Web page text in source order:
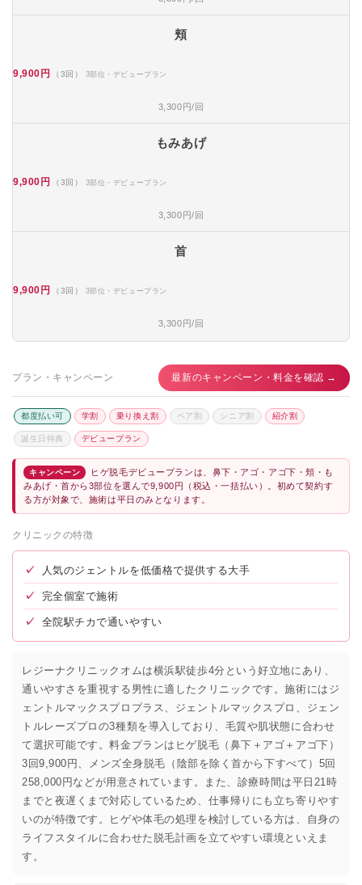
頬
9,900円 （3回） 3部位・デビュープラン
3,300円/回
もみあげ
9,900円 （3回） 3部位・デビュープラン
3,300円/回
首
9,900円 （3回） 3部位・デビュープラン
3,300円/回
プラン・キャンペーン 最新のキャンペーン・料金を確認 →
都度払い可 学割 乗り換え割 ペア割 シニア割 紹介割
誕生日特典 デビュープラン
キャンペーン
ヒゲ脱毛デビュープランは、鼻下・アゴ・アゴ下・頬・も
みあげ・首から3部位を選んで9,900円（税込・一括払い）。初めて契約す
る方が対象で、施術は平日のみとなります。
クリニックの特徴
✓ 人気のジェントルを低価格で提供する大手
✓ 完全個室で施術
✓ 全院駅チカで通いやすい
レジーナクリニックオムは横浜駅徒歩4分という好立地にあり、
通いやすさを重視する男性に適したクリニックです。施術にはジ
ェントルマックスプロプラス、ジェントルマックスプロ、ジェン
トルレーズプロの3種類を導入しており、毛質や肌状態に合わせ
て選択可能です。料金プランはヒゲ脱毛（鼻下＋アゴ＋アゴ下）
3回9,900円、メンズ全身脱毛（陰部を除く首から下すべて）5回
258,000円などが用意されています。また、診療時間は平日21時
までと夜遅くまで対応しているため、仕事帰りにも立ち寄りやす
いのが特徴です。ヒゲや体毛の処理を検討している方は、自身の
ライフスタイルに合わせた脱毛計画を立てやすい環境といえま
す。